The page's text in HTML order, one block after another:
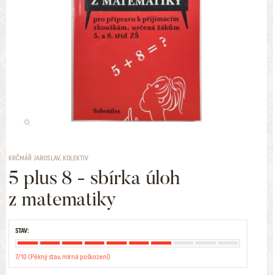
KRČMÁŘ JAROSLAV, KOLEKTIV
5 plus 8 - sbírka úloh
z matematiky
STAV:
7/10 (Pěkný stav, mírná poškození)